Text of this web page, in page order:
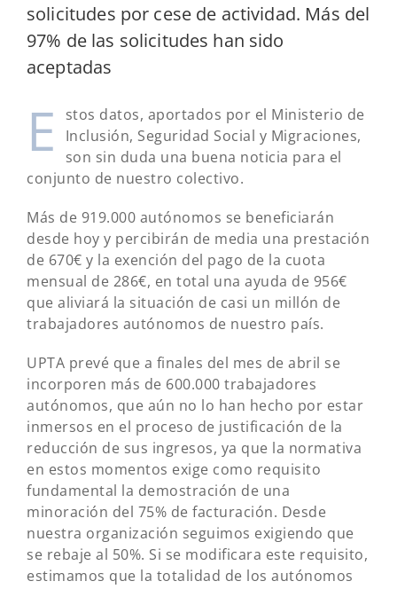
solicitudes por cese de actividad. Más del
97% de las solicitudes han sido
aceptadas
E
stos datos, aportados por el Ministerio de
Inclusión, Seguridad Social y Migraciones,
son sin duda una buena noticia para el
conjunto de nuestro colectivo.
Más de 919.000 autónomos se beneficiarán
desde hoy y percibirán de media una prestación
de 670€ y la exención del pago de la cuota
mensual de 286€, en total una ayuda de 956€
que aliviará la situación de casi un millón de
trabajadores autónomos de nuestro país.
UPTA prevé que a finales del mes de abril se
incorporen más de 600.000 trabajadores
autónomos, que aún no lo han hecho por estar
inmersos en el proceso de justificación de la
reducción de sus ingresos, ya que la normativa
en estos momentos exige como requisito
fundamental la demostración de una
minoración del 75% de facturación. Desde
nuestra organización seguimos exigiendo que
se rebaje al 50%. Si se modificara este requisito,
estimamos que la totalidad de los autónomos